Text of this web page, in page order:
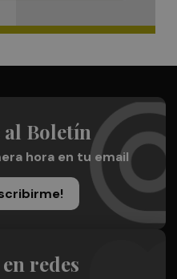
al Boletín
hora en tu email
redes